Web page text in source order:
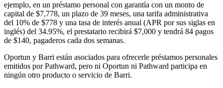
ejemplo, en un préstamo personal con garantía con un monto de
capital de $7,778, un plazo de 39 meses, una tarifa administrativa
del 10% de $778 y una tasa de interés anual (APR por sus siglas en
inglés) del 34.95%, el prestatario recibirá $7,000 y tendrá 84 pagos
de $140, pagaderos cada dos semanas.
Oportun y Barri están asociados para ofrecerle préstamos personales
emitidos por Pathward, pero ni Oportun ni Pathward participa en
ningún otro producto o servicio de Barri.